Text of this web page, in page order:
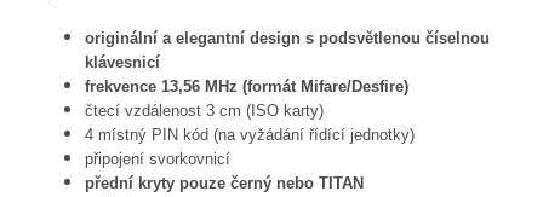
originální a elegantní design s podsvětlenou číselnou
klávesnicí
frekvence 13,56 MHz (formát Mifare/Desfire)
čtecí vzdálenost 3 cm (ISO karty)
4 místný PIN kód (na vyžádání řídící jednotky)
připojení svorkovnicí
přední kryty pouze černý nebo TITAN